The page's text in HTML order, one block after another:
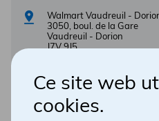
Ce site web
cookies.
Walmart Vaudreuil -
3050, boul. de la Gare
Vaudreuil - Dorion
J7V 9J5
450 510-3338
Jusqu'à 21h00